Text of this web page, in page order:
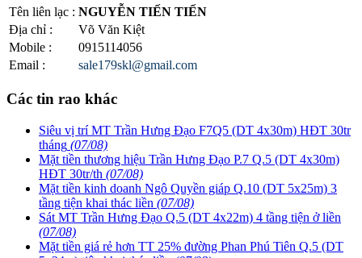
Tên liên lạc : NGUYỄN TIẾN TIẾN
Địa chỉ :
Võ Văn Kiệt
Mobile :
0915114056
Email : sale179skl@gmail.com
Các tin rao khác
Siêu vị trí MT Trần Hưng Đạo F7Q5 (DT 4x30m) HĐT 30tr
tháng (07/08)
Mặt tiền thương hiệu Trần Hưng Đạo P.7 Q.5 (DT 4x30m)
HĐT 30tr/th (07/08)
Mặt tiền kinh doanh Ngô Quyền giáp Q.10 (DT 5x25m) 3
tầng tiện khai thác liền (07/08)
Sát MT Trần Hưng Đạo Q.5 (DT 4x22m) 4 tầng tiện ở liền
(07/08)
Mặt tiền giá rẻ hơn TT 25% đường Phan Phú Tiên Q.5 (DT